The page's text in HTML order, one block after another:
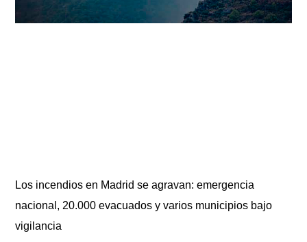
Los incendios en Madrid se agravan: emergencia
nacional, 20.000 evacuados y varios municipios bajo
vigilancia